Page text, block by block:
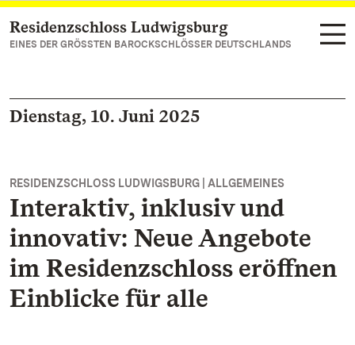
Zum Hauptinhalt springen
Residenzschloss Ludwigsburg
EINES DER GRÖSSTEN BAROCKSCHLÖSSER DEUTSCHLANDS
Dienstag, 10. Juni 2025
RESIDENZSCHLOSS LUDWIGSBURG | ALLGEMEINES
Interaktiv, inklusiv und
innovativ: Neue Angebote
im Residenzschloss eröffnen
Einblicke für alle